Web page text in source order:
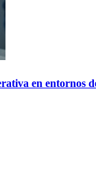
en entornos